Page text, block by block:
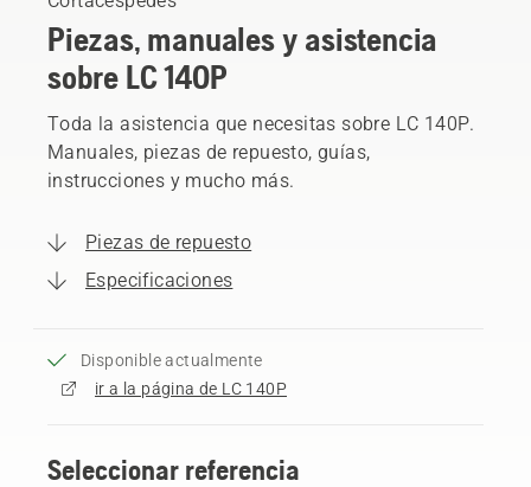
Piezas, manuales y asistencia
sobre LC 140P
Toda la asistencia que necesitas sobre LC 140P.
Manuales, piezas de repuesto, guías,
instrucciones y mucho más.
Piezas de repuesto
Especificaciones
Disponible actualmente
ir a la página de LC 140P
Seleccionar referencia